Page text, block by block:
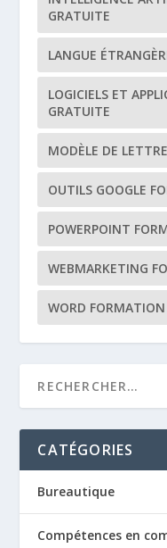
GRATUITE
LANGUE
LOGICIELS ET
GRATUITE
MODÈLE DE LETTRE
OUTILS GOOGLE
POWERPOINT
WEBMARKETING
WORD
CATÉGORIES
Bureautique
Compétences en